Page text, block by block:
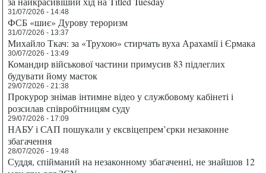
31/07/2026 - 14:48
ФСБ «шиє» Дурову тероризм
31/07/2026 - 13:37
Михайло Ткач: за «Трухою» стирчать вуха Арахамії і Єрмака
30/07/2026 - 13:49
Командир військової частини примусив 83 підлеглих
будувати йому маєток
29/07/2026 - 21:38
Прокурор знімав інтимне відео у службовому кабінеті і
розсилав співробітницям суду
29/07/2026 - 17:09
НАБУ і САП пошукали у ексвіцепрем’єрки незаконне
збагачення
28/07/2026 - 19:48
Суддя, спійманий на незаконному збагаченні, не знайшов 12